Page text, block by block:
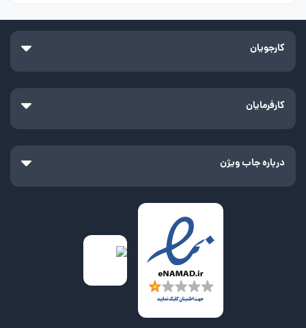
کارجویان
کارفرمایان
درباره جاب ویژن